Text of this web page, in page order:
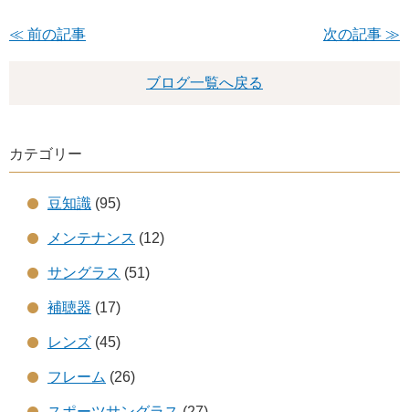
≪ 前の記事 次の記事 ≫
ブログ一覧へ戻る
カテゴリー
豆知識 (95)
メンテナンス (12)
サングラス (51)
補聴器 (17)
レンズ (45)
フレーム (26)